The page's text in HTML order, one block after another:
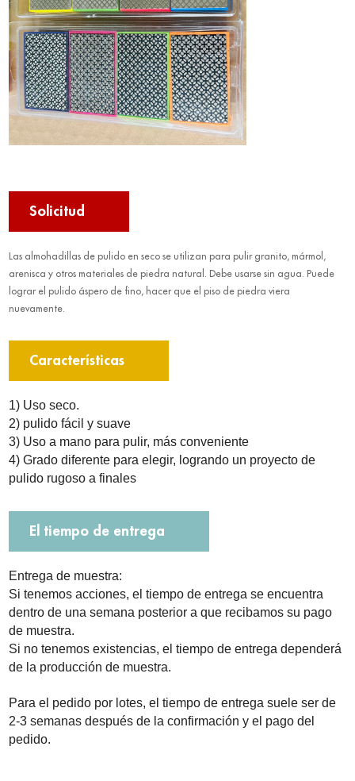
Solicitud
Las almohadillas de pulido en seco se utilizan para pulir granito, mármol,
arenisca y otros materiales de piedra natural. Debe usarse sin agua. Puede
lograr el pulido áspero de fino, hacer que el piso de piedra viera
nuevamente.
Características
1) Uso seco.
2) pulido fácil y suave
3) Uso a mano para pulir, más conveniente
4) Grado diferente para elegir, logrando un proyecto de
pulido rugoso a finales
El tiempo de entrega
Entrega de muestra:
Si tenemos acciones, el tiempo de entrega se encuentra
dentro de una semana posterior a que recibamos su pago
de muestra.
Si no tenemos existencias, el tiempo de entrega dependerá
de la producción de muestra.
Para el pedido por lotes, el tiempo de entrega suele ser de
2-3 semanas después de la confirmación y el pago del
pedido.